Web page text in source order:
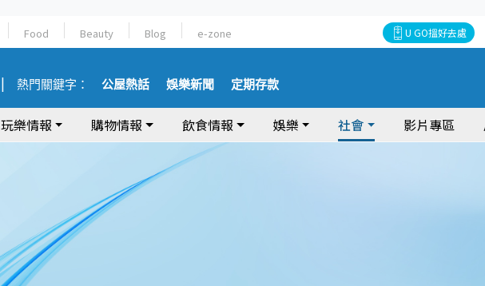
Food Beauty Blog e-zone U GO搵好去處
熱門關鍵字： 公屋熱話 娛樂新聞 定期存款
玩樂情報 購物情報 飲食情報 娛樂 社會 影片專區